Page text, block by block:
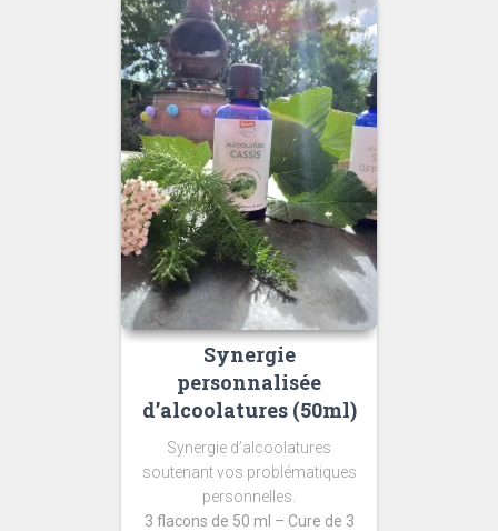
Synergie
personnalisée
d’alcoolatures (50ml)
Synergie d’alcoolatures
soutenant vos problématiques
personnelles.
3 flacons de 50 ml – Cure de 3